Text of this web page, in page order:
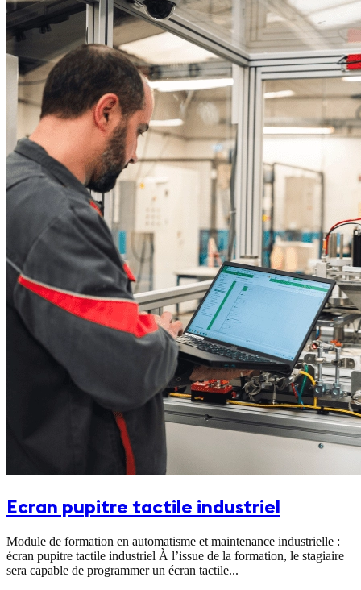
Ecran pupitre tactile industriel
Module de formation en automatisme et maintenance industrielle :
écran pupitre tactile industriel À l’issue de la formation, le stagiaire
sera capable de programmer un écran tactile...